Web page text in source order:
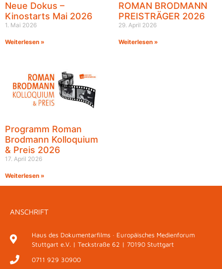
Neue Dokus –
Kinostarts Mai 2026
1. Mai 2026
Weiterlesen »
ROMAN BRODMANN
PREISTRÄGER 2026
29. April 2026
Weiterlesen »
Programm Roman
Brodmann Kolloquium
& Preis 2026
17. April 2026
Weiterlesen »
ANSCHRIFT
Haus des Dokumentarfilms · Europäisches Medienforum
Stuttgart e.V. | Teckstraße 62 | 70190 Stuttgart
0711 929 30900